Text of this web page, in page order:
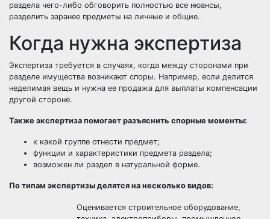
раздела чего-либо обговорить полностью все нюансы,
разделить заранее предметы на личные и общие.
Когда нужна экспертиза
Экспертиза требуется в случаях, когда между сторонами при
разделе имущества возникают споры. Например, если делится
неделимая вещь и нужна ее продажа для выплаты компенсации
другой стороне.
Также экспертиза помогает разъяснить спорные моменты:
к какой группе отнести предмет;
функции и характеристики предмета раздела;
возможен ли раздел в натуральной форме.
По типам экспертизы делятся на несколько видов:
Оценивается строительное оборудование,